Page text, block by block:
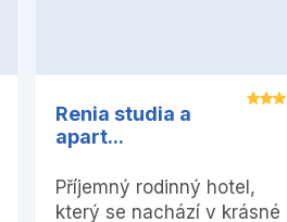
Renia studia a
apart...
Příjemný rodinný hotel,
který se nachází v krásné